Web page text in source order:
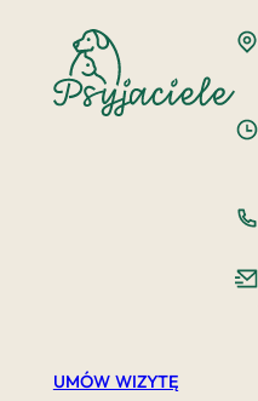
treści
UMÓW WIZYTĘ